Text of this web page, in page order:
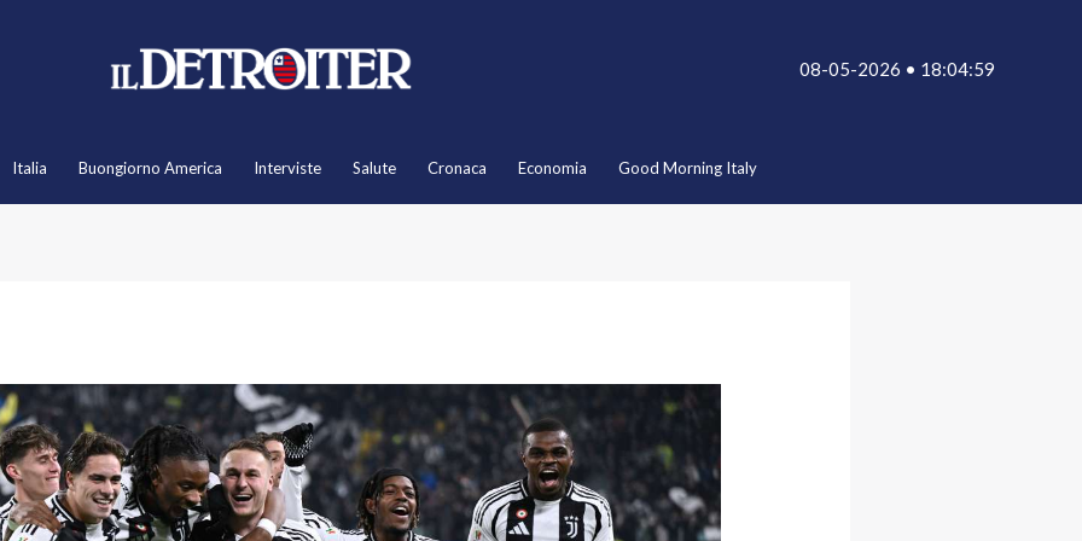
08-05-2026 • 18:04:59
Italia Buongiorno America Interviste Salute Cronaca Economia Good Morning Italy